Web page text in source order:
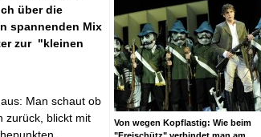
Von wegen Kopflastig: Wie beim
über die
spannenden Mix
zur "kleinen
Man schaut ob
zurück, blickt mit